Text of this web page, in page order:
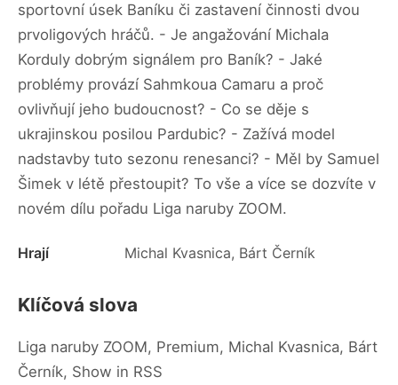
sportovní úsek Baníku či zastavení činnosti dvou
prvoligových hráčů. - Je angažování Michala
Korduly dobrým signálem pro Baník? - Jaké
problémy provází Sahmkoua Camaru a proč
ovlivňují jeho budoucnost? - Co se děje s
ukrajinskou posilou Pardubic? - Zažívá model
nadstavby tuto sezonu renesanci? - Měl by Samuel
Šimek v létě přestoupit? To vše a více se dozvíte v
novém dílu pořadu Liga naruby ZOOM.
Hrají Michal Kvasnica, Bárt Černík
Klíčová slova
Liga naruby ZOOM, Premium, Michal Kvasnica, Bárt
Černík, Show in RSS